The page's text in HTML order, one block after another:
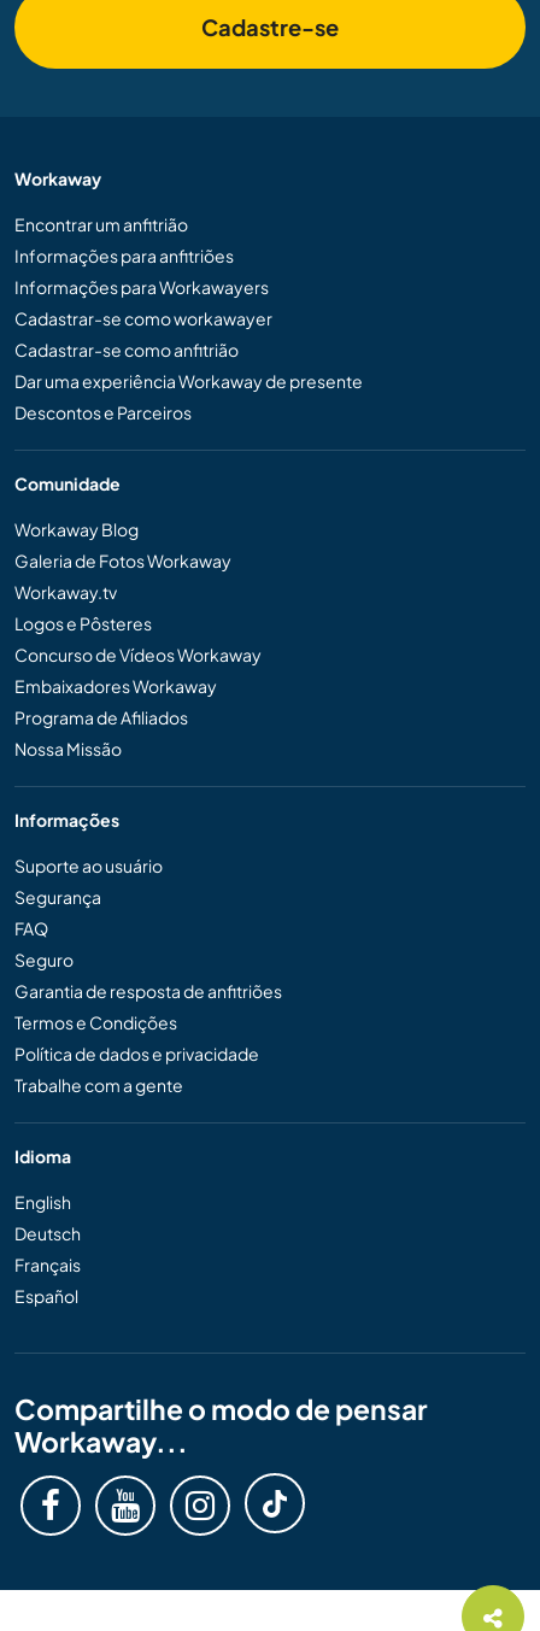
Cadastre-se
Workaway
Encontrar um anfitrião
Informações para anfitriões
Informações para Workawayers
Cadastrar-se como workawayer
Cadastrar-se como anfitrião
Dar uma experiência Workaway de presente
Descontos e Parceiros
Comunidade
Workaway Blog
Galeria de Fotos Workaway
Workaway.tv
Logos e Pôsteres
Concurso de Vídeos Workaway
Embaixadores Workaway
Programa de Afiliados
Nossa Missão
Informações
Suporte ao usuário
Segurança
FAQ
Seguro
Garantia de resposta de anfitriões
Termos e Condições
Política de dados e privacidade
Trabalhe com a gente
Idioma
English
Deutsch
Français
Español
Compartilhe o modo de pensar
Workaway...